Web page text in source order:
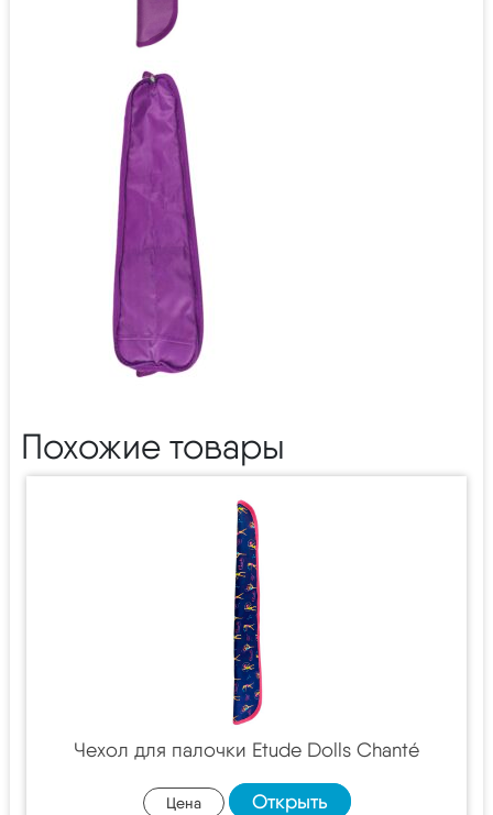
Похожие товары
Чехол для палочки Etude Dolls Chanté
Цена Открыть